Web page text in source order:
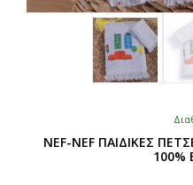
NEF-NEF ΠΑΙΔΙΚΕΣ
100%